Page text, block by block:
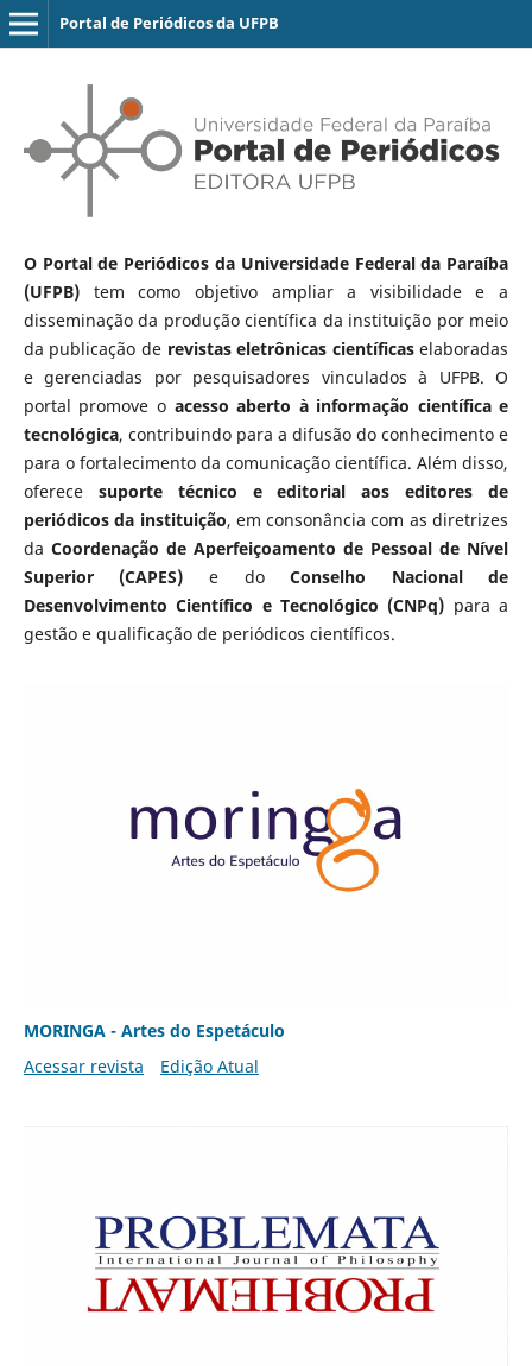
Portal de Periódicos da UFPB
O Portal de Periódicos da Universidade Federal da Paraíba
(UFPB)tem como objetivo ampliar a visibilidade e a
disseminação da produção científica da instituição por meio
da publicação de revistas eletrônicas científicaselaboradas
e gerenciadas por pesquisadores vinculados à UFPB. O
portal promove o acesso aberto à informação científica e
tecnológica, contribuindo para a difusão do conhecimento e
para o fortalecimento da comunicação científica. Além disso,
oferece suporte técnico e editorial aos editores de
periódicos da instituição, em consonância com as diretrizes
da Coordenação de Aperfeiçoamento de Pessoal de Nível
Superior (CAPES) e doConselho Nacional de
Desenvolvimento Científico e Tecnológico (CNPq) para a
gestão e qualificação de periódicos científicos.
MORINGA - Artes do Espetáculo
Acessar revista
Edição Atual